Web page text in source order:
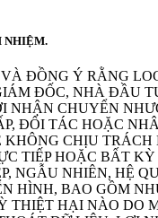
NHIỆM.
ĐỒNG Ý RẰNG
ĐỐC, NHÀ ĐẦU
NHẬN CHUYỂN
ĐỐI TÁC HOẶC
KHÔNG CHỊU
TIẾP HOẶC BẤT
NGẪU NHIÊN, HỆ
HÌNH, BAO GỒM
THIỆT HẠI NÀO DO